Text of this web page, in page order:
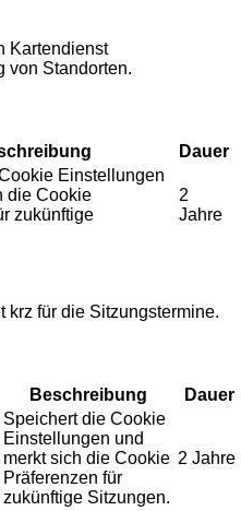
Kartendienst
von Standorten.
Dauer
Einstellungen
die Cookie
zukünftige
2
Jahre
krz für die Sitzungstermine.
Beschreibung Dauer
Speichert die Cookie
Einstellungen und
merkt sich die Cookie
Präferenzen für
zukünftige Sitzungen.
2 Jahre